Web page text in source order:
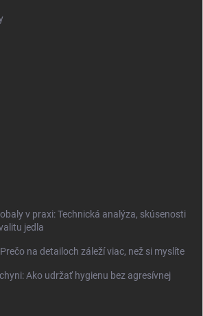
v praxi: Technická analýza, skúsenosti
jedla
na detailoch záleží viac, než si myslíte
Ako udržať hygienu bez agresívnej